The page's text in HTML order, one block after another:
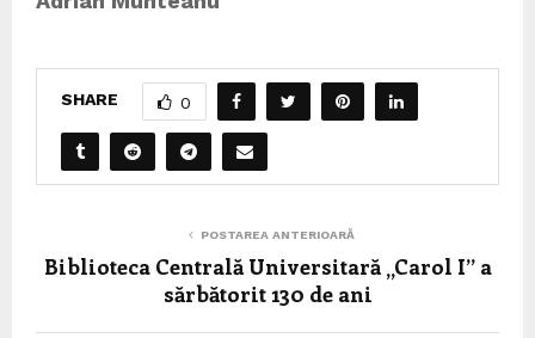
SHARE 0
POSTAREA ANTERIOARĂ
Biblioteca Centrală Universitară „Carol I” a
sărbătorit 130 de ani